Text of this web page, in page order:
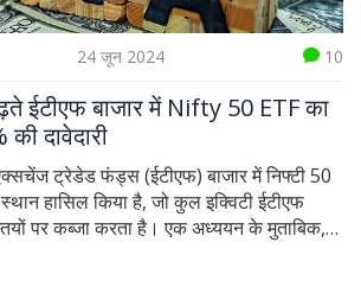
24 जून 2024 10
ईटीएफ बाजार में Nifty 50 ETF का
दावेदारी
ट्रेडेड फंड्स (ईटीएफ) बाजार में निफ्टी 50
हासिल किया है, जो कुल इक्विटी ईटीएफ
पर कब्जा करता है। एक अध्ययन के मुताबिक,
की कुल संपत्ति का 13% है।